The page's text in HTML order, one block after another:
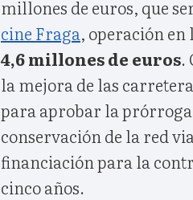
millones de euros, que
cine Fraga, operación
4,6 millones de euros.
la mejora de las
para aprobar la
conservación de la red
financiación para la
cinco años.